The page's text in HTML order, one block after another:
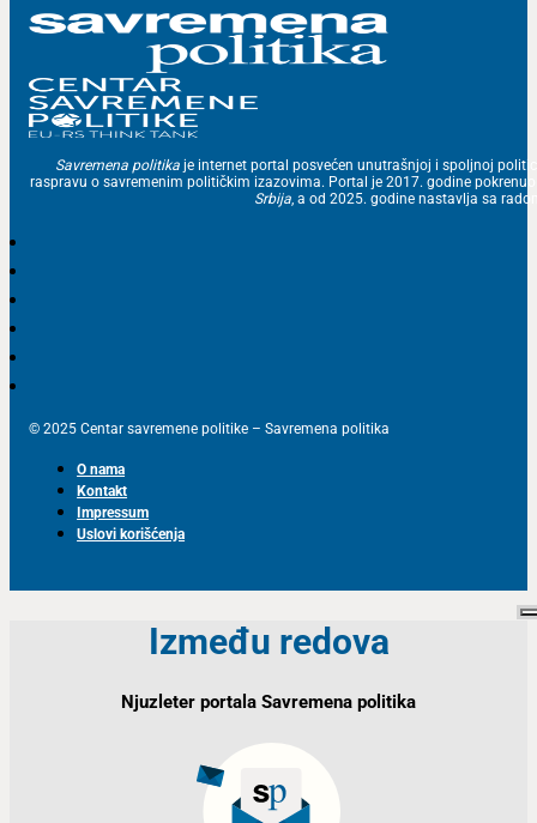
Savremena politika je internet portal posvećen unutrašnjoj i spoljnoj
raspravu o savremenim političkim izazovima. Portal je 2017. godine
Srbija, a od 2025. godine nastavlja sa
© 2025 Centar savremene politike – Savremena politika
O nama
Kontakt
Impressum
Uslovi korišćenja
Između redova
Njuzleter portala Savremena politika